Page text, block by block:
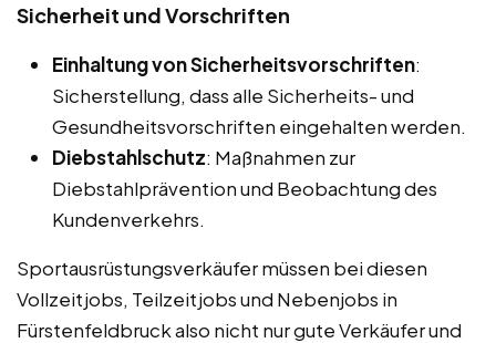
Sicherheit und Vorschriften
Einhaltung von Sicherheitsvorschriften:
Sicherstellung, dass alle Sicherheits- und
Gesundheitsvorschriften eingehalten werden.
Diebstahlschutz: Maßnahmen zur
Diebstahlprävention und Beobachtung des
Kundenverkehrs.
Sportausrüstungsverkäufer müssen bei diesen
Vollzeitjobs, Teilzeitjobs und Nebenjobs in
Fürstenfeldbruck also nicht nur gute Verkäufer und